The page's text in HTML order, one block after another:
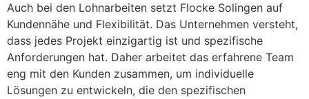
Auch bei den Lohnarbeiten setzt Flocke Solingen auf
Kundennähe und Flexibilität. Das Unternehmen versteht,
dass jedes Projekt einzigartig ist und spezifische
Anforderungen hat. Daher arbeitet das erfahrene Team
eng mit den Kunden zusammen, um individuelle
Lösungen zu entwickeln, die den spezifischen